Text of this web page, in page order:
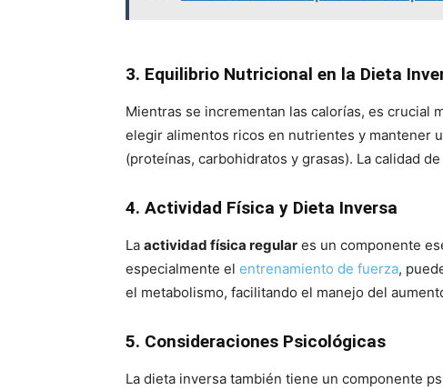
3. Equilibrio Nutricional en la Dieta
Mientras se incrementan las calorías, es crucial
elegir alimentos ricos en nutrientes y mantener
(proteínas, carbohidratos y grasas). La calidad
4. Actividad Física y Dieta Inversa
La actividad física regular es un componente
especialmente el entrenamiento de fuerza,
el metabolismo, facilitando el manejo del
5. Consideraciones Psicológicas
La dieta inversa también tiene un componente